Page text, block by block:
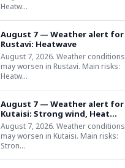
Heatw...
August 7 — Weather alert for
Rustavi: Heatwave
August 7, 2026. Weather conditions
may worsen in Rustavi. Main risks:
Heatw...
August 7 — Weather alert for
Kutaisi: Strong wind, Heat...
August 7, 2026. Weather conditions
may worsen in Kutaisi. Main risks:
Stron...